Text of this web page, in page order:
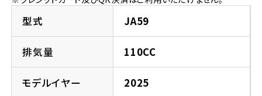
イベント
法人向けサービス
お問い合わせ
型式 JA59
排気量 110CC
モデルイヤー 2025
ホンダドリーム 宮城岩沼
福島県
ホンダドリーム 板橋
ホンダドリーム 葛飾
ホンダドリーム 大田
ホンダドリーム 名古屋東
ホンダドリーム 一宮
ホンダドリーム 豊橋
ホンダドリーム 東淀川
ホンダドリーム 豊中
ホンダドリーム 福山
徳島県
ホンダドリーム 福岡春日
ホンダドリーム 福岡西